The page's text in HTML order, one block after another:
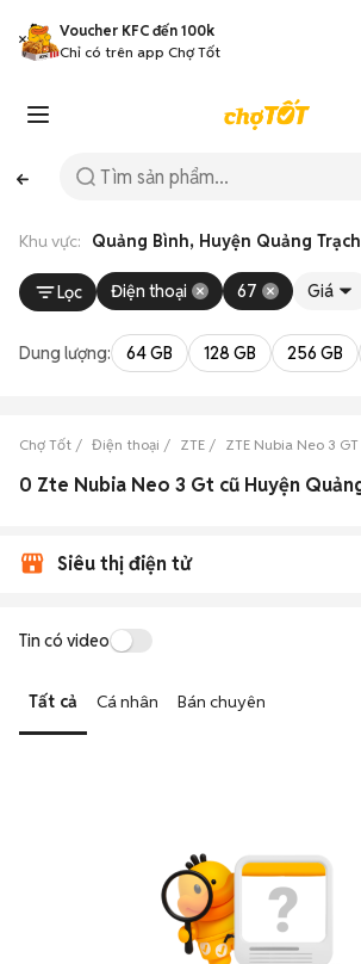
Voucher KFC đến 100k
Chỉ có trên app Chợ Tốt
Khu vực: Quảng Bình, Huyện Quảng Trạch
Lọc Điện thoại 67 Giá
Dung lượng: 64 GB 128 GB 256 GB
Chợ Tốt Điện thoại ZTE ZTE Nubia Neo 3 GT
Siêu thị điện tử
Tin có video
Tất cả Cá nhân Bán chuyên